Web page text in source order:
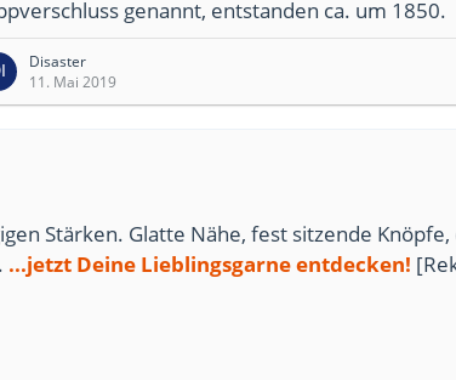
genannt, entstanden ca. um 1850.
Disaster
11. Mai 2019
Stärken. Glatte Nähe, fest sitzende Knöpfe,
...jetzt Deine Lieblingsgarne entdecken!